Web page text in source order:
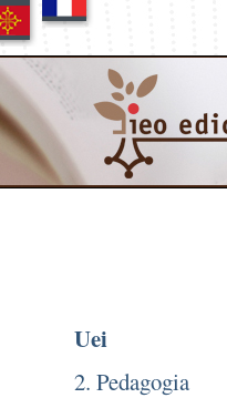
Uei
2. Pedagogia